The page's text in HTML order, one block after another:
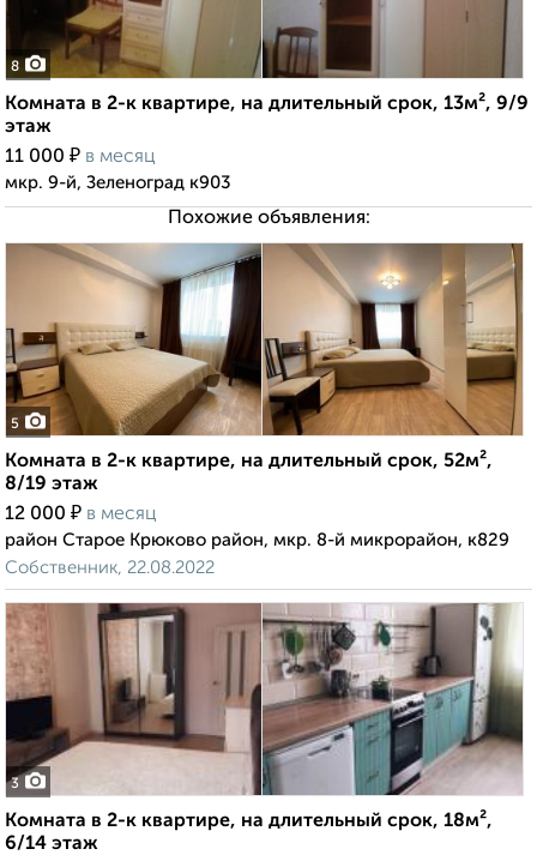
8
Комната в 2-к квартире, на длительный срок, 13м², 9/9
этаж
11 000 ₽ в месяц
мкр. 9-й, Зеленоград к903
Похожие объявления:
5
Комната в 2-к квартире, на длительный срок, 52м²,
8/19 этаж
12 000 ₽ в месяц
район Старое Крюково район, мкр. 8-й микрорайон, к829
Собственник, 22.08.2022
3
Комната в 2-к квартире, на длительный срок, 18м²,
6/14 этаж